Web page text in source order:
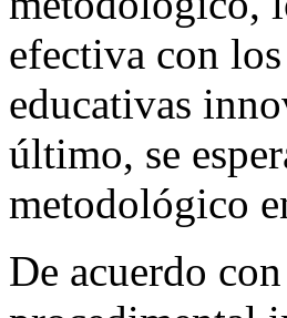
efectiva con
educativas
último, se
metodológico
De acuerdo